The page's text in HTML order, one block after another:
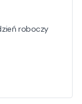
roboczy